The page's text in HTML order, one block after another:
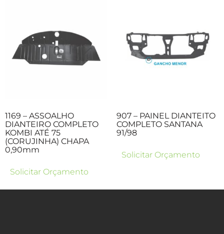
1169 – ASSOALHO
DIANTEIRO COMPLETO
KOMBI ATÉ 75
(CORUJINHA) CHAPA
0,90mm
Solicitar Orçamento
907 – PAINEL DIANTEITO
COMPLETO SANTANA
91/98
Solicitar Orçamento